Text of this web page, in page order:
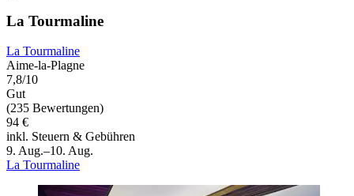
La Tourmaline
La Tourmaline
Aime-la-Plagne
7,8/10
Gut
(235 Bewertungen)
94 €
inkl. Steuern & Gebühren
9. Aug.–10. Aug.
La Tourmaline